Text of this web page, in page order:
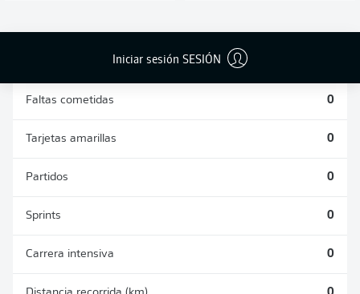
Iniciar sesión SESIÓN
Faltas cometidas 0
Tarjetas amarillas 0
Partidos 0
Sprints 0
Carrera intensiva 0